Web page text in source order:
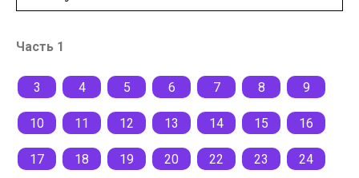
Часть 1
3 4 5 6 7 8 9
10 11 12 13 14 15 16
17 18 19 20 22 23 24